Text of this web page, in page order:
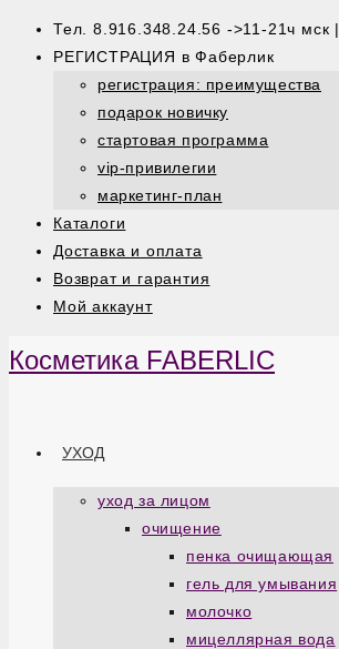
Тел. 8.916.348.24.56 ->11-21ч мск |
РЕГИСТРАЦИЯ в Фаберлик
регистрация: преимущества
подарок новичку
стартовая программа
vip-привилегии
маркетинг-план
Каталоги
Доставка и оплата
Возврат и гарантия
Мой аккаунт
Косметика FABERLIC
УХОД
уход за лицом
очищение
пенка очищающая
гель для умывания
молочко
мицеллярная вода